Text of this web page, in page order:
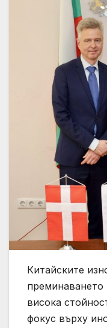
Китайските
висока
фокус върху